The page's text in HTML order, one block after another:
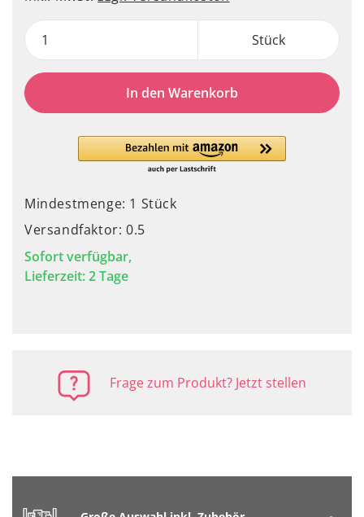
Stück
In den Warenkorb
Mindestmenge: 1 Stück
Versandfaktor: 0.5
Sofort verfügbar,
Lieferzeit: 2 Tage
Frage zum Produkt? Jetzt stellen